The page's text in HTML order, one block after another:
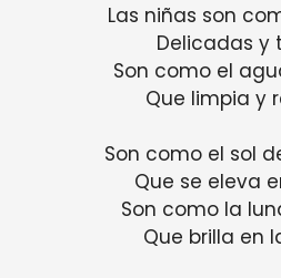
Las niñas son
Delicadas y
Son como el
Que limpia y
Son como el sol
Que se eleva
Son como la
Que brilla en